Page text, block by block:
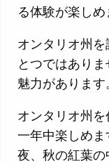
る体験が楽しめ
オンタリオ州
とつではあり
魅力があります
オンタリオ州
一年中楽しめ
夜、秋の紅葉